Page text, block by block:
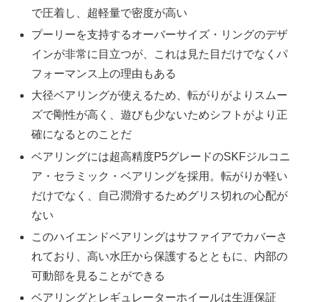
で圧着し、超軽量で密度が高い
プーリーを支持するオーバーサイズ・リングのデザ
インが非常に目立つが、これは見た目だけでなくパ
フォーマンス上の理由もある
大径ベアリングが使えるため、転がりがよりスムー
ズで剛性が高く、遊びも少ないためシフトがより正
確になるとのことだ
ベアリングには超高精度P5グレードのSKFジルコニ
ア・セラミック・ベアリングを採用。転がりが軽い
だけでなく、自己潤滑するためグリス切れの心配が
ない
このハイエンドベアリングはサファイアでカバーさ
れており、高い水圧から保護するとともに、内部の
可動部を見ることができる
ベアリングとレギュレーターホイールは生涯保証